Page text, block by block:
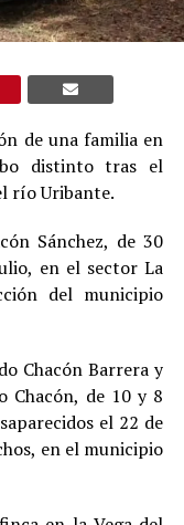
de una familia en
distinto tras el
río Uribante.
Sánchez, de 30
en el sector La
del municipio
Chacón Barrera y
Chacón, de 10 y 8
el 22 de
en el municipio